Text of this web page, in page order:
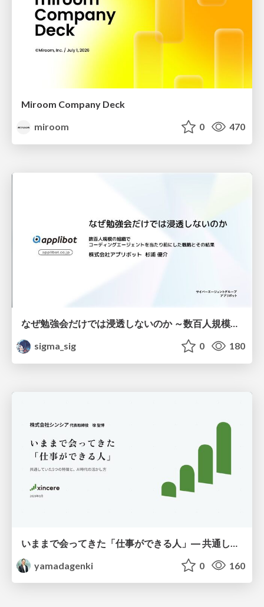
Miroom Company Deck
miroom
0 470
なぜ勉強会だけでは浸透しないのか ～数百人規模の組織でコーディングエージェントを当たり前にした戦略とその結果～
sigma_sig
0 180
yamadagenki
0 160